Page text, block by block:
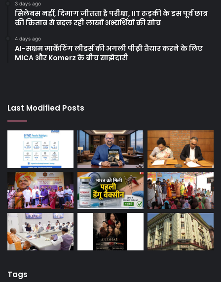
3 days ago
सिलेबस नहीं, दिमाग जीतता है परीक्षा, IIT रुड़की के इस पूर्व छात्र
की किताब से बदल रही लाखों अभ्यर्थियों की सोच
4 days ago
AI-सक्षम मार्केटिंग लीडर्स की अगली पीढ़ी तैयार करने के लिए
MICA और Komerz के बीच साझेदारी
Last Modified Posts
Tags